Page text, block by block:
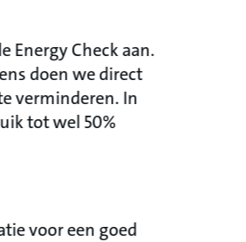
Energy Check aan.
doen we direct
verminderen. In
tot wel 50%
voor een goed